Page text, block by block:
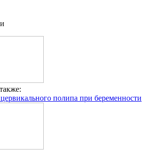
полипа при беременности